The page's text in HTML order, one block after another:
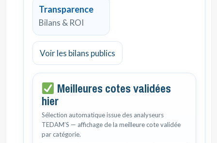
Transparence
Bilans & ROI
Voir les bilans publics
Meilleures cotes validées
hier
Sélection automatique issue des analyseurs
TEDAM’S — affichage de la meilleure cote validée
par catégorie.